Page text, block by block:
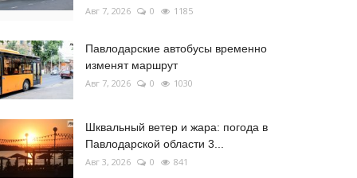
Авг 7, 2026 0 1185
Павлодарские автобусы временно
изменят маршрут
Авг 7, 2026 0 1030
Шквальный ветер и жара: погода в
Павлодарской области 3...
Авг 3, 2026 0 841